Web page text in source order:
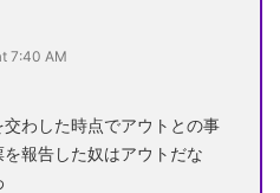
7:40 AM
わした時点でアウトとの事
報告した奴はアウトだな